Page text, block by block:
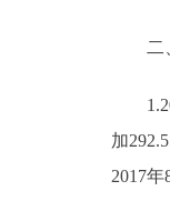
二、
加
2017